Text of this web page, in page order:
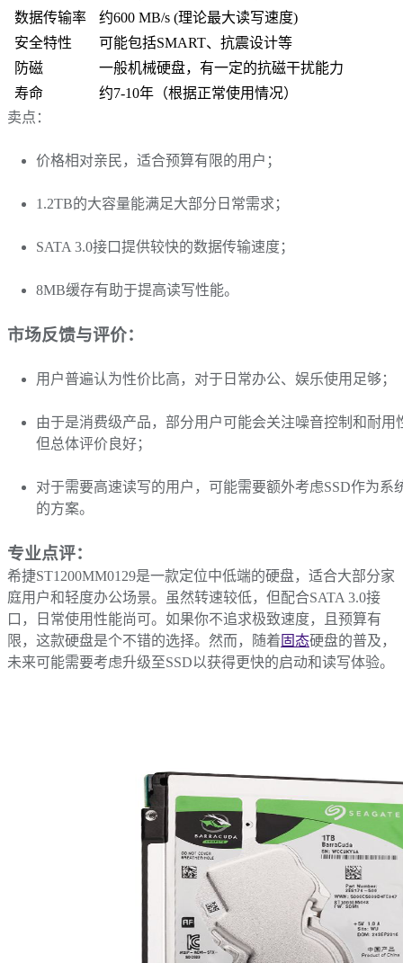
数据传输率
约600 MB/s (理论最大读写速度)
安全特性
可能包括SMART、抗震设计等
防磁
一般机械硬盘，有一定的抗磁干扰能力
寿命
约7-10年（根据正常使用情况）
卖点：
价格相对亲民，适合预算有限的用户；
1.2TB的大容量能满足大部分日常需求；
SATA 3.0接口提供较快的数据传输速度；
8MB缓存有助于提高读写性能。
市场反馈与评价：
用户普遍认为性价比高，对于日常办公、娱乐使用足够；
由于是消费级产品，部分用户可能会关注噪音控制和耐用
但总体评价良好；
对于需要高速读写的用户，可能需要额外考虑SSD作为系
的方案。
专业点评：
希捷ST1200MM0129是一款定位中低端的硬盘，适合大部分家
庭用户和轻度办公场景。虽然转速较低，但配合SATA 3.0接
口，日常使用性能尚可。如果你不追求极致速度，且预算有
限，这款硬盘是个不错的选择。然而，随着 固态硬盘的普及，
未来可能需要考虑升级至SSD以获得更快的启动和读写体验。